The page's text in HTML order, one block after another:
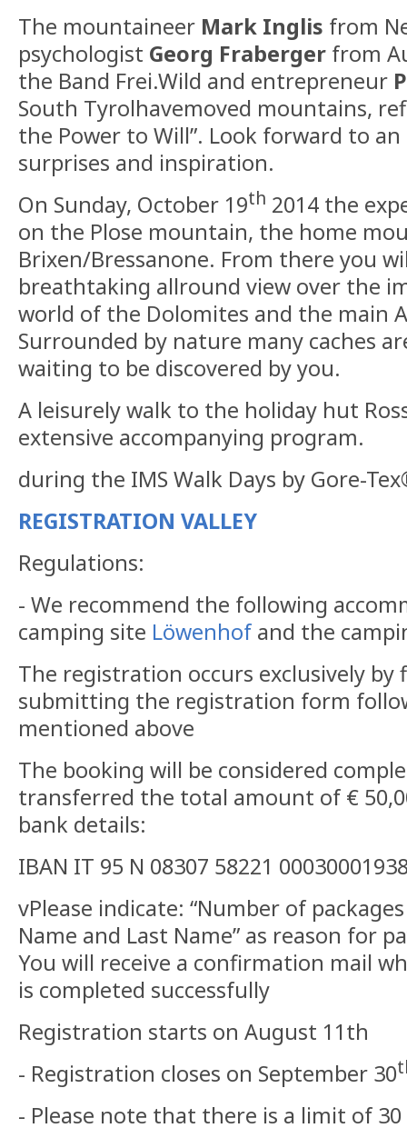
The mountaineer Mark Inglis from
psychologist Georg Fraberger from
the Band Frei.Wild and entrepreneur
South Tyrolhavemoved mountains,
the Power to Will”. Look forward to
surprises and inspiration.
On Sunday, October 19th 2014 the
on the Plose mountain, the home
Brixen/Bressanone. From there you
breathtaking allround view over the
world of the Dolomites and the main
Surrounded by nature many caches
waiting to be discovered by you.
A leisurely walk to the holiday hut
extensive accompanying program.
during the IMS Walk Days by Gore-
REGISTRATION VALLEY
Regulations:
- We recommend the following
camping site Löwenhof and the
The registration occurs exclusively by
submitting the registration form
mentioned above
The booking will be considered
transferred the total amount of €
bank details:
IBAN IT 95 N 08307 58221
vPlease indicate: “Number of
Name and Last Name” as reason for
You will receive a confirmation mail
is completed successfully
Registration starts on August 11th
- Registration closes on September 30
- Please note that there is a limit of